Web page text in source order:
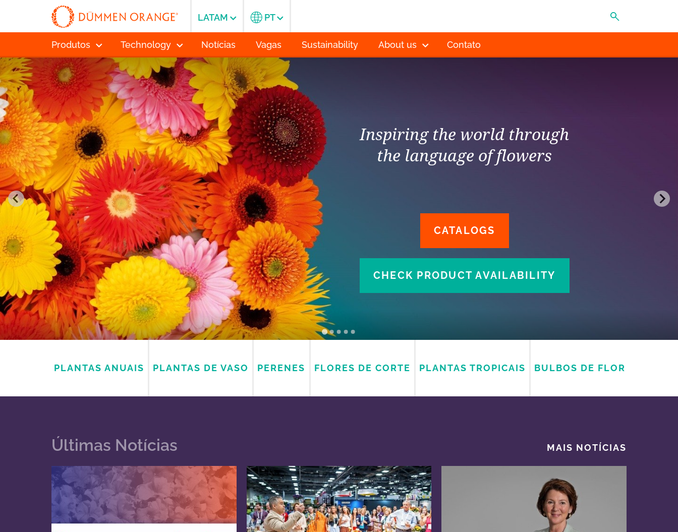
Produtos Technology Notícias Vagas Sustainability About us Contato
LATAM PT
Inspiring the world through
the language of flowers
CATALOGS
CHECK PRODUCT AVAILABILITY
PLANTAS ANUAIS PLANTAS DE VASO PERENES FLORES DE CORTE PLANTAS TROPICAIS BULBOS DE FLOR
Últimas Notícias MAIS NOTÍCIAS